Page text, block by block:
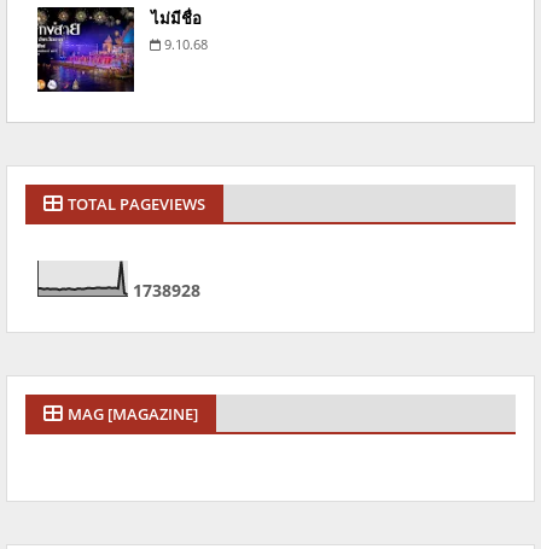
ไม่มีชื่อ
9.10.68
TOTAL PAGEVIEWS
1738928
MAG [MAGAZINE]